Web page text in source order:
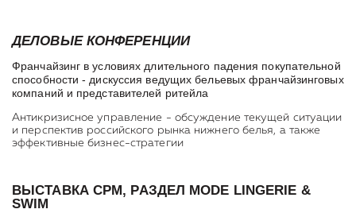
ДЕЛОВЫЕ КОНФЕРЕНЦИИ
Франчайзинг в условиях длительного падения покупательной
способности - дискуссия ведущих бельевых франчайзинговых
компаний и представителей ритейла
Антикризисное управление - обсуждение текущей ситуации
и перспектив российского рынка нижнего белья, а также
эффективные бизнес-стратегии
ВЫСТАВКА CPM, РАЗДЕЛ MODE LINGERIE &
SWIM